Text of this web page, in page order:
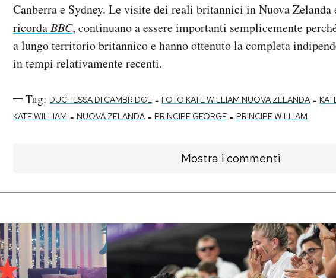
Canberra e Sydney. Le visite dei reali britannici in Nuova Zelanda
ricorda BBC, continuano a essere importanti semplicemente
a lungo territorio britannico e hanno ottenuto la completa
in tempi relativamente recenti.
Tag: DUCHESSA DI CAMBRIDGE - FOTO KATE WILLIAM NUOVA ZELANDA -
KATE WILLIAM - NUOVA ZELANDA - PRINCIPE GEORGE - PRINCIPE WILLIAM
Mostra i commenti